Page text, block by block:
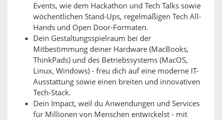
Events, wie dem Hackathon und Tech Talks sowie
wöchentlichen Stand-Ups, regelmäßigen Tech All-
Hands und Open Door-Formaten.
Dein Gestaltungsspielraum bei der
Mitbestimmung deiner Hardware (MacBooks,
ThinkPads) und des Betriebssystems (MacOS,
Linux, Windows) - freu dich auf eine moderne IT-
Ausstattung sowie einen breiten und innovativen
Tech-Stack.
Dein Impact, weil du Anwendungen und Services
für Millionen von Menschen entwickelst - mit